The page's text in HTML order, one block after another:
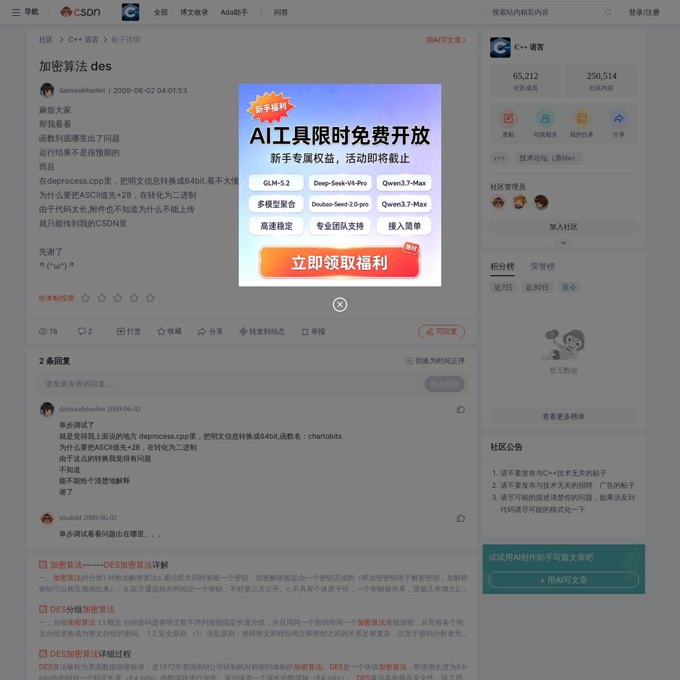
导航 全部 博文收录 Ada助手 问答 登录/注册
社区 C++ 语言 帖子详情
加密算法 des
daimaodebaobei 2009-06-02 04:01:53
麻烦大家
帮我看看
函数到底哪里出了问题
运行结果不是很预期的
而且
在deprocess.cpp里，把明文信息转换成64bit,看不大懂
为什么要把ASCII值先+28，在转化为二进制
由于代码太长,附件也不知道为什么不能上传
就只能传到我的CSDN里
先谢了
↖(^ω^)↗
给本帖投票
78 2 打赏 收藏 分享 转发到动态 举报 写回复
用AI写文章
2 条回复 切换为时间正序
请发表友善的回复… 发表回复
daimaodebaobei 2009-06-02
单步调试了
就是觉得我上面说的地方 deprocess.cpp里，把明文信息转换成64bit,函数名：chartobits
为什么要把ASCII值先+28，在转化为二进制
由于这点的转换我觉得有问题
不知道
能不能给个清楚地解释
谢了
smaltdd 2009-06-02
单步调试看看问题出在哪里。。。
加密算法------DES加密算法详解
一、 加密算法的分类1.对称加解密算法a.通信双方同时掌握一个密钥，加密解密都是由一个密钥完成的（即加密密钥等于解密密钥，加解密
密钥可以相互推倒出来）。b.双方通信前共同拟定一个密钥，不对第三方公开。c.不具有个体原子性，一个密钥被共享，泄漏几率增大2.公
法是一个利用56...
DES分组加密算法
一：分组加密算法 1.1.概念 分组密码是将明文数字序列按照固定长度分组，并且用同一个密钥和同一个加密算法逐组加密，从而将各个明
文分组变换成为密文分组的密码。 1.2.安全原则 （1）混乱原则：使得密文和对应明文和密钥之间的关系足够复杂，以至于密码分析者无法
DES加密算法详细过程
DES算法被称为美国数据加密标准，是1972年美国IBM公司研制的对称密码体制的加密算法。 DES是一个块级加密算法，即使用长度为64-
bits的密钥对一个特定长度（64-bits）的数据块进行加密，返回值是一个等长的数据块（64-bits）。 DES算法具有极高安全性，除了用
C++ 语言
65,212
社区成员
250,514
社区内容
发帖 与我相关 我的任务 分享
c++ 技术论坛（原bbs）
社区管理员
加入社区
积分榜 荣誉榜
近7日 近30日 至今
暂无数据
查看更多榜单
社区公告
请不要发布与C++技术无关的贴子
请不要发布与技术无关的招聘、广告的帖子
请尽可能的描述清楚你的问题，如果涉及到
代码请尽可能的格式化一下
试试用AI创作助手写篇文章吧
+ 用AI写文章